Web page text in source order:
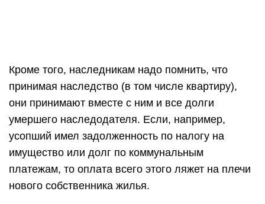
Кроме того, наследникам надо помнить, что
принимая наследство (в том числе квартиру),
они принимают вместе с ним и все долги
умершего наследодателя. Если, например,
усопший имел задолженность по налогу на
имущество или долг по коммунальным
платежам, то оплата всего этого ляжет на плечи
нового собственника жилья.